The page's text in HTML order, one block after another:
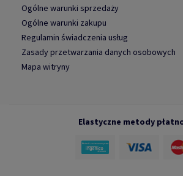
Ogólne warunki sprzedaży
Ogólne warunki zakupu
Regulamin świadczenia usług
Zasady przetwarzania danych osobowych
Mapa witryny
Elastyczne metody